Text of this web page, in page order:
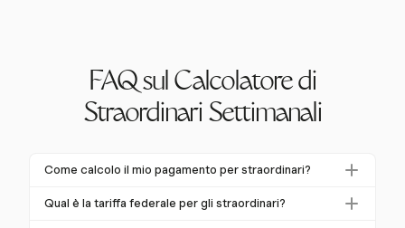
FAQ sul Calcolatore di
Straordinari Settimanali
Come calcolo il mio pagamento per straordinari?
Per calcolare il tuo pagamento per straordinari,
Qual è la tariffa federale per gli straordinari?